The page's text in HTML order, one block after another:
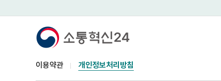
이용약관 개인정보처리방침